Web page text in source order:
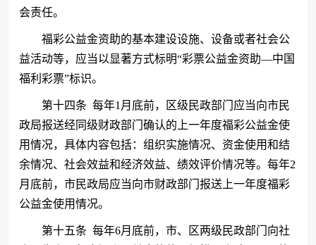
会责任。
福彩公益金资助的基本建设设施、设备或者社会公
益活动等，应当以显著方式标明“彩票公益金资助—中国
福利彩票”标识。
第十四条 每年1月底前，区级民政部门应当向市民
政局报送经同级财政部门确认的上一年度福彩公益金使
用情况，具体内容包括：组织实施情况、资金使用和结
余情况、社会效益和经济效益、绩效评价情况等。每年2
月底前，市民政局应当向市财政部门报送上一年度福彩
公益金使用情况。
第十五条 每年6月底前，市、区两级民政部门向社